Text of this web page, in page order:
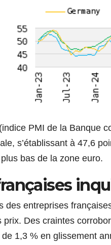
PMI de la Banque
s’établissant à 47,6
bas de la zone euro.
des entreprises
Des craintes
1,3 % en glissement